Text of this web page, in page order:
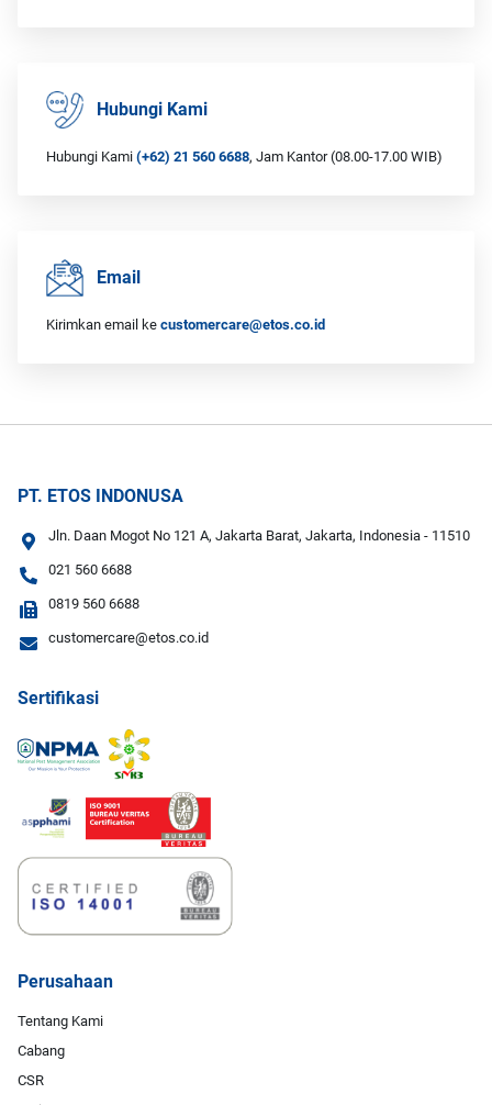
Hubungi Kami
Hubungi Kami (+62) 21 560 6688, Jam Kantor (08.00-17.00 WIB)
Email
Kirimkan email ke customercare@etos.co.id
PT. ETOS INDONUSA
Jln. Daan Mogot No 121 A, Jakarta Barat, Jakarta, Indonesia - 11510
021 560 6688
0819 560 6688
customercare@etos.co.id
Sertifikasi
Perusahaan
Tentang Kami
Cabang
CSR